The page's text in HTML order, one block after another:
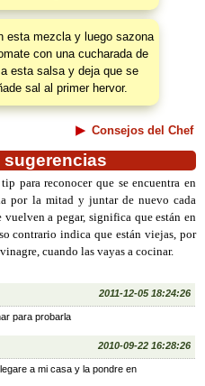
esta mezcla y luego sazona
con una cucharada de
esta salsa y deja que se
sal al primer hervor.
Consejos del Chef
para reconocer que se encuentra en
por la mitad y juntar de nuevo cada
vuelven a pegar, significa que están en
contrario indica que están viejas, por
cuando las vayas a cocinar.
2011-12-05 18:24:26
para probarla
2010-09-22 16:28:26
a mi casa y la pondre en